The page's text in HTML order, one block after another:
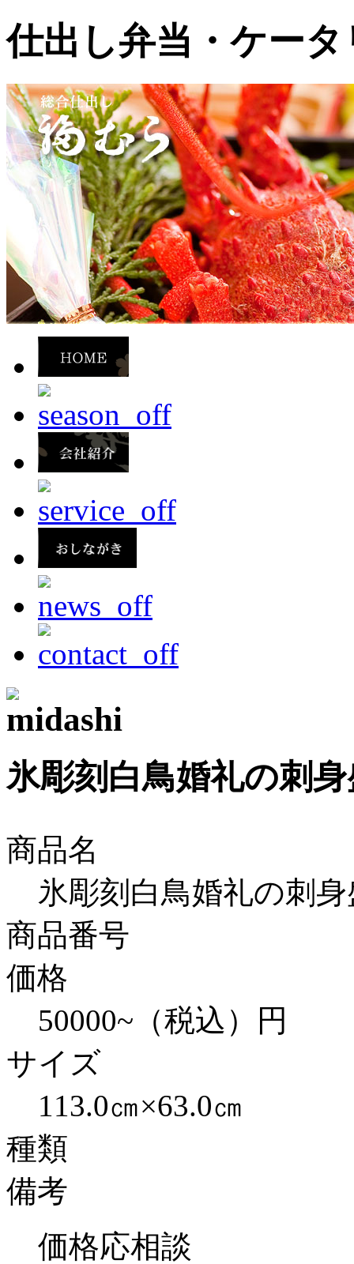
仕出し弁当・ケー
氷彫刻白鳥婚礼の刺
商品名
氷彫刻白鳥婚礼の刺身
商品番号
価格
50000~（税込）円
サイズ
113.0㎝×63.0㎝
種類
備考
価格応相談